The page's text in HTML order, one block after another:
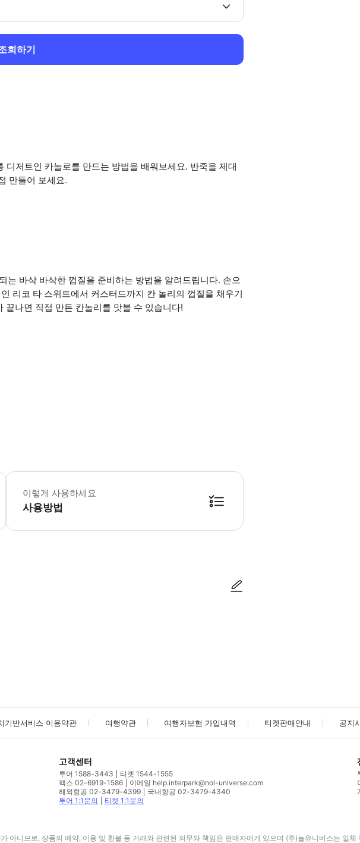
회하기
저트인 카놀로를 만드는 방법을 배워보세요. 반죽을 제대
만들어 보세요.
바삭 바삭한 껍질을 준비하는 방법을 알려드립니다. 손으
리코 타 스위트에서 커스터드까지 칸 놀리의 껍질을 채우기
나면 직접 만든 칸놀리를 맛볼 수 있습니다!
식품 알레르기 또는 과민증이 있는 경우 스태프에게 알려주시기 바랍니다. 수업에 참여하는 어린이
이렇게 사용하세요
사용방법
기반서비스 이용약관 여행약관 여행자보험 가입내역 티켓판매안내 공지
고객센터
투어 1588-3443
티켓 1544-1555
팩스 02-6919-1586
이메일 help.interpark@nol-universe.com
해외항공 02-3479-4399
국내항공 02-3479-4340
투어 1:1문의
티켓 1:1문의
아니므로, 상품의 예약, 이용 및 환불 등 거래와 관련된 의무와 책임은 판매자에게 있으며 (주)놀유니버스는 일체